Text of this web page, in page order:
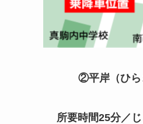
②平岸（ひら
所要時間25分／